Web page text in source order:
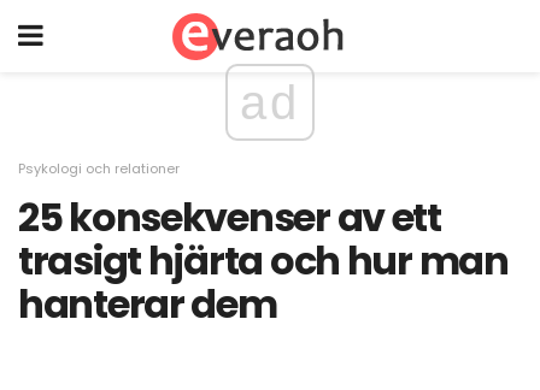
ad
Psykologi och relationer
25 konsekvenser av ett
trasigt hjärta och hur man
hanterar dem